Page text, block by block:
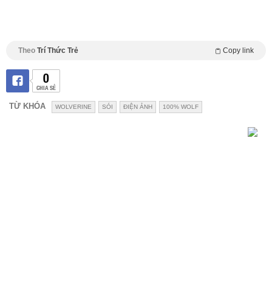
Theo Trí Thức Trẻ Copy link
0
CHIA SẺ
TỪ KHÓA WOLVERINE SÓI ĐIỆN ẢNH 100% WOLF